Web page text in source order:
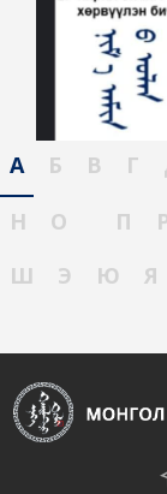
А Б В Г
Н
О П
Ш
Э Ю Я